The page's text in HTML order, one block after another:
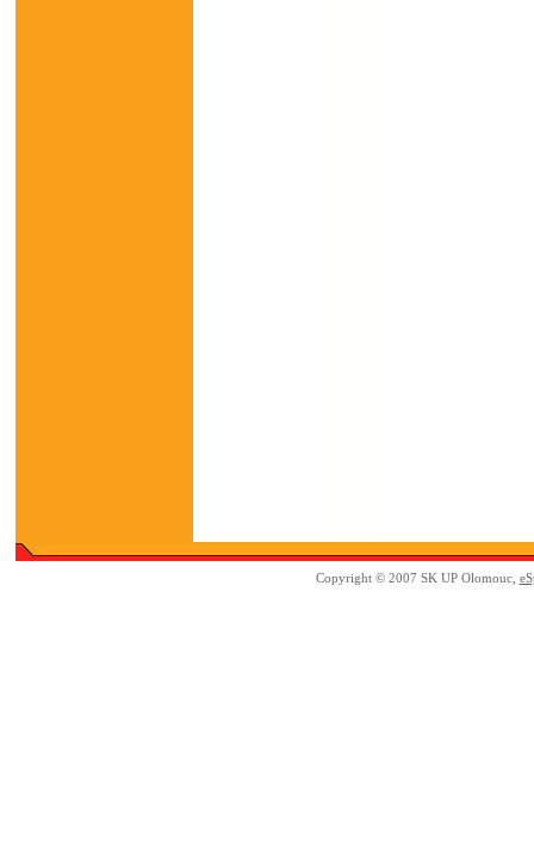
Copyright © 2007 SK UP Olomouc,